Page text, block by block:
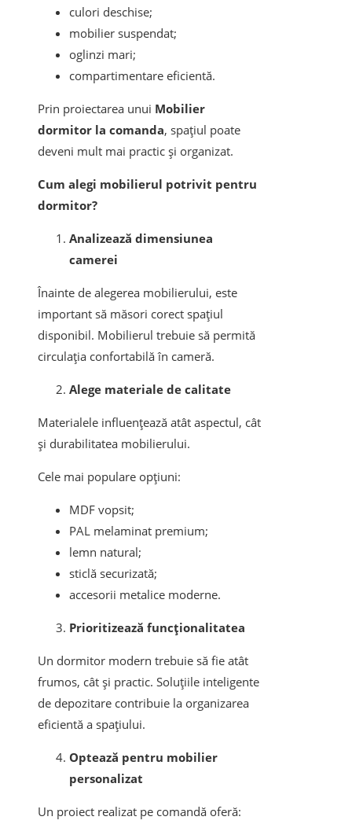
culori deschise;
mobilier suspendat;
oglinzi mari;
compartimentare eficientă.
Prin proiectarea unui Mobilier
dormitor la comanda, spațiul poate
deveni mult mai practic și organizat.
Cum alegi mobilierul potrivit pentru
dormitor?
Analizează dimensiunea
camerei
Înainte de alegerea mobilierului, este
important să măsori corect spațiul
disponibil. Mobilierul trebuie să permită
circulația confortabilă în cameră.
Alege materiale de calitate
Materialele influențează atât aspectul, cât
și durabilitatea mobilierului.
Cele mai populare opțiuni:
MDF vopsit;
PAL melaminat premium;
lemn natural;
sticlă securizată;
accesorii metalice moderne.
Prioritizează funcționalitatea
Un dormitor modern trebuie să fie atât
frumos, cât și practic. Soluțiile inteligente
de depozitare contribuie la organizarea
eficientă a spațiului.
Optează pentru mobilier
personalizat
Un proiect realizat pe comandă oferă: